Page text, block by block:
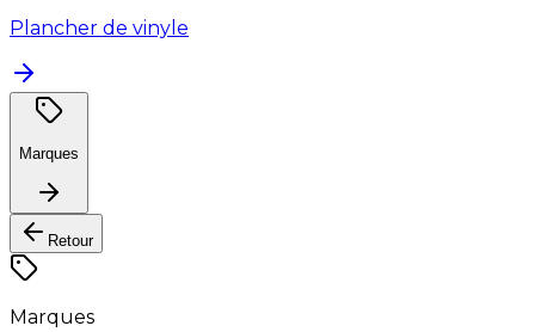
Plancher de vinyle
Marques
Retour
Marques